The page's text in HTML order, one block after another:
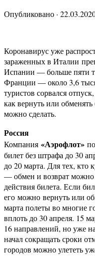
Опубликовано ·
Коронавирус уже
зараженных в Италии
Испании — больше пяти
Франции — около 3,6
туристов сорвался
как вернуть или
можно сделать.
Россия
Компания «Аэрофлот»
билет без штрафа до 30
до 20 марта. Для тех, кто
— обмен и возврат можно
действия билета. Если
его можно вернуть или
марта полеты во многие
вплоть до 30 апреля. 15
16 направлений, но уже
начал сокращать сроки
городов можно улететь